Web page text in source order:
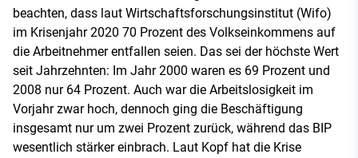
beachten, dass laut Wirtschaftsforschungsinstitut (Wifo)
im Krisenjahr 2020 70 Prozent des Volkseinkommens auf
die Arbeitnehmer entfallen seien. Das sei der höchste Wert
seit Jahrzehnten: Im Jahr 2000 waren es 69 Prozent und
2008 nur 64 Prozent. Auch war die Arbeitslosigkeit im
Vorjahr zwar hoch, dennoch ging die Beschäftigung
insgesamt nur um zwei Prozent zurück, während das BIP
wesentlich stärker einbrach. Laut Kopf hat die Krise